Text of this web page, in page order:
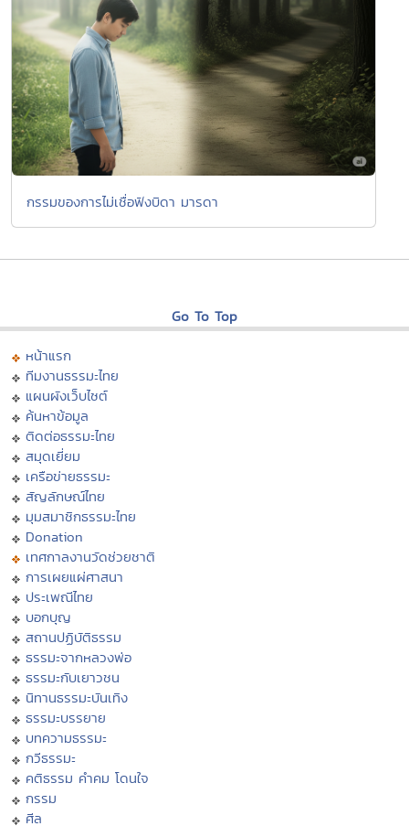
กรรมของการไม่เชื่อฟังบิดา มารดา
Go To Top
หน้าแรก
ทีมงานธรรมะไทย
แผนผังเว็บไซต์
ค้นหาข้อมูล
ติดต่อธรรมะไทย
สมุดเยี่ยม
เครือข่ายธรรมะ
สัญลักษณ์ไทย
มุมสมาชิกธรรมะไทย
Donation
เทศกาลงานวัดช่วยชาติ
การเผยแผ่ศาสนา
ประเพณีไทย
บอกบุญ
สถานปฏิบัติธรรม
ธรรมะจากหลวงพ่อ
ธรรมะกับเยาวชน
นิทานธรรมะบันเทิง
ธรรมะบรรยาย
บทความธรรมะ
กวีธรรมะ
คติธรรม คำคม โดนใจ
กรรม
ศีล